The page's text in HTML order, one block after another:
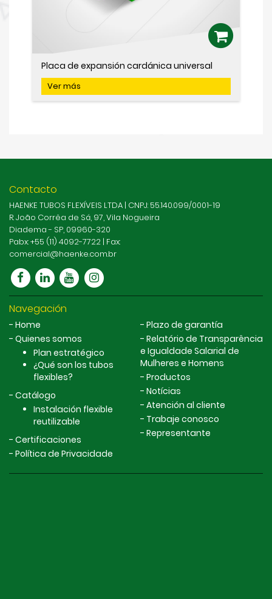
Placa de expansión cardánica universal
Ver más
Contacto
HAENKE TUBOS FLEXÍVEIS LTDA | CNPJ: 55.140.099/0001-19
R. João Corrêa de Sá, 97, Vila Nogueira
Diadema - SP, 09960-320
Pabx: +55 (11) 4092-7722 | Fax:
comercial@haenke.com.br
Navegación
Home
Quienes somos
Plan estratégico
¿Qué son los tubos
flexibles?
Catálogo
Instalación flexible
reutilizable
Certificaciones
Política de Privacidade
Plazo de garantía
Relatório de Transparência
e Igualdade Salarial de
Mulheres e Homens
Productos
Notícias
Atención al cliente
Trabaje conosco
Representante